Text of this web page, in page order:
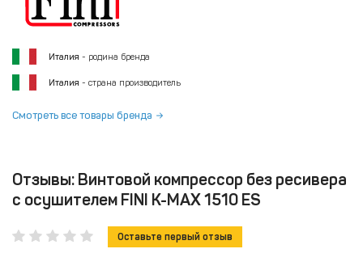
Италия - родина бренда
Италия - страна производитель
Смотреть все товары бренда
Отзывы: Винтовой компрессор без ресивера
с осушителем FINI K-MAX 1510 ES
Оставьте первый отзыв